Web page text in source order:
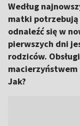
Według
matki potrzebują
odnaleźć się w
pierwszych dni
rodziców.
macierzyństwem
Jak?